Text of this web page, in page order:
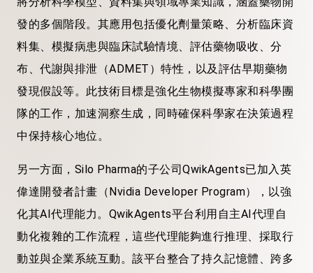
發的多個階段。其應用包括優化劑量策略、分析臨床資
料集、模擬病患與臨床試驗情境、評估藥物吸收、分
布、代謝與排泄（ADMET）特性，以及評估早期藥物
發現假設等。此技術目標是強化生物模擬專家和科學團
隊的工作，加速洞察生成，同時確保科學家在決策過程
中保持核心地位。
另一方面，Silo Pharma的子公司QwikAgents已加入英
偉達開發者計畫（Nvidia Developer Program），以強
化其AI代理能力。QwikAgents平台利用自主AI代理自
動化複雜的工作流程，這些代理能夠進行推理、採取行
動並與企業系統互動。該平台整合了持久記憶體、跨多